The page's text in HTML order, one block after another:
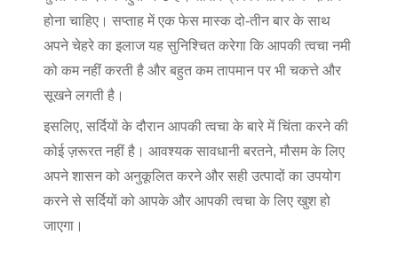
होना चाहिए। सप्ताह में एक फेस मास्क दो-तीन बार के साथ
अपने चेहरे का इलाज यह सुनिश्चित करेगा कि आपकी त्वचा नमी
को कम नहीं करती है और बहुत कम तापमान पर भी चकत्ते और
सूखने लगती है।
इसलिए, सर्दियों के दौरान आपकी त्वचा के बारे में चिंता करने की
कोई ज़रूरत नहीं है। आवश्यक सावधानी बरतने, मौसम के लिए
अपने शासन को अनुकूलित करने और सही उत्पादों का उपयोग
करने से सर्दियों को आपके और आपकी त्वचा के लिए खुश हो
जाएगा।